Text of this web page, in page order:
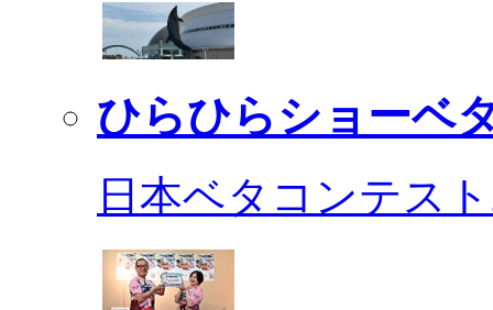
ひらひらショーベ
日本ベタコンテス